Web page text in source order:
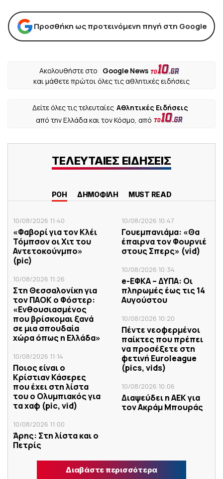
Προσθήκη ως προτεινόμενη πηγή στη Google
Ακολουθήστε στο
Google News
και μάθετε πρώτοι όλες τις αθλητικές ειδήσεις
Δείτε όλες τις τελευταίες Αθλητικές Ειδήσεις
από την Ελλάδα και τον Κόσμο, από
ΤΕΛΕΥΤΑΙΕΣ ΕΙΔΗΣΕΙΣ
ΡΟΗ ΔΗΜΟΦΙΛΗ MUST READ
10/08/2026 11:40
«Φαβορί για τον Κλέι
Τόμπσον οι Χιτ του
Αντετοκούνμπο»
(pic)
10/08/2026 11:26
Στη Θεσσαλονίκη για
τον ΠΑΟΚ ο Φόστερ:
«Ενθουσιασμένος
που βρίσκομαι ξανά
σε μια σπουδαία
χώρα όπως η Ελλάδα»
10/08/2026 11:14
Ποιος είναι ο
Κρίστιαν Κάσερες
που έχει στη λίστα
του ο Ολυμπιακός για
τα χαφ (pic, vid)
10/08/2026 11:00
Άρης: Στη λίστα και ο
Πετρίς
10/08/2026 10:47
Γουεμπανιάμα: «Θα
έπαιρνα τον Φουρνιέ
στους Σπερς» (vid)
10/08/2026 10:34
e-ΕΦΚΑ – ΔΥΠΑ: Οι
πληρωμές έως τις 14
Αυγούστου
10/08/2026 10:20
Πέντε νεοφερμένοι
παίκτες που πρέπει
να προσέξετε στη
φετινή Euroleague
(pics, vids)
10/08/2026 10:06
Διαψεύδει η ΑΕΚ για
τον Ακράμ Μπουράς
Διαβάστε περισσότερα